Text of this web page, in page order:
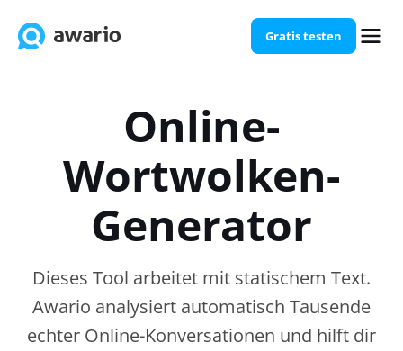
Gratis testen
Online-
Wortwolken-
Generator
Dieses Tool arbeitet mit statischem Text.
Awario analysiert automatisch Tausende
echter Online-Konversationen und hilft dir